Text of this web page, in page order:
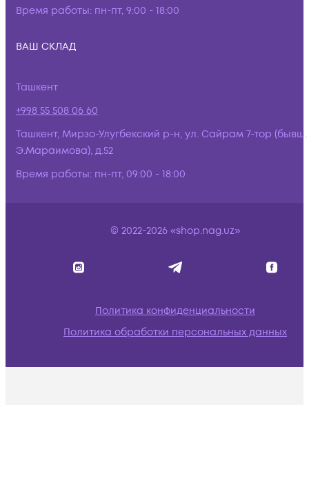
Время работы: пн-пт, 9:00 - 18:00
ВАШ СКЛАД
Ташкент
+998 55 508 06 60
Ташкент, Мирзо-Улугбекский р-н, ул. Сайрам 7-тор (бывш.
Э.Мараимова), д.52
Время работы: пн-пт, 09:00 - 18:00
© 2022-2026 «shop.nag.uz»
Политика конфиденциальности
Политика обработки персональных данных